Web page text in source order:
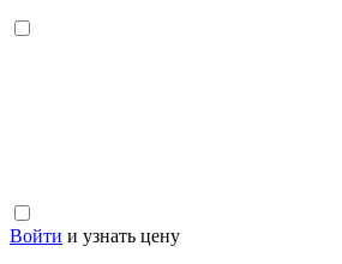
Войти и узнать цену